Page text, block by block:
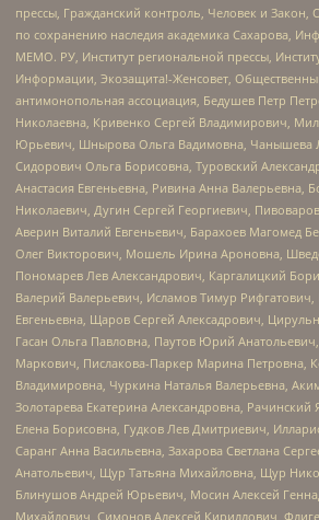
прессы, Гражданский контроль, Человек и Закон,
по сохранению наследия академика Сахарова,
МЕМО. РУ, Институт региональной прессы,
Информации, Экозащита!-Женсовет,
антимонопольная ассоциация, Бедушев Петр
Николаевна, Кривенко Сергей Владимирович,
Юрьевич, Шнырова Ольга Вадимовна, Чанышева
Сидорович Ольга Борисовна, Туровский
Анастасия Евгеньевна, Ривина Анна Валерьевна,
Николаевич, Дугин Сергей Георгиевич,
Аверин Виталий Евгеньевич, Барахоев Магомед
Олег Викторович, Мошель Ирина Ароновна,
Пономарев Лев Александрович, Каргалицкий
Валерий Валерьевич, Исламов Тимур
Евгеньевна, Щаров Сергей Алексадрович,
Гасан Ольга Павловна, Паутов Юрий
Маркович, Пислакова-Паркер Марина Петровна,
Владимировна, Чуркина Наталья Валерьевна,
Золотарева Екатерина Александровна,
Елена Борисовна, Гудков Лев Дмитриевич,
Саранг Анна Васильевна, Захарова Светлана
Анатольевич, Щур Татьяна Михайловна, Щур
Блинушов Андрей Юрьевич, Мосин Алексей
Михайлович, Симонов Алексей Кириллович,